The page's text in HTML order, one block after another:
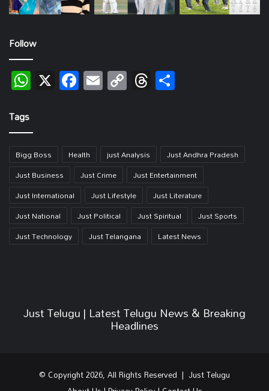
Follow
WhatsApp
X Facebook
EmailCopy
Link
Threads
Tags
Bigg Boss Health just Analysis
Just Andhra Pradesh
Just Business
Just Crime
Just Entertainment
Just International
Just Lifestyle
Just Literature
Just National
Just Political Just Spiritual
Just Sports
Just Technology
Just Telangana Latest News
Just Telugu | Latest Telugu News & Breaking
Headlines
© Copyright 2026, All Rights Reserved | Just Telugu